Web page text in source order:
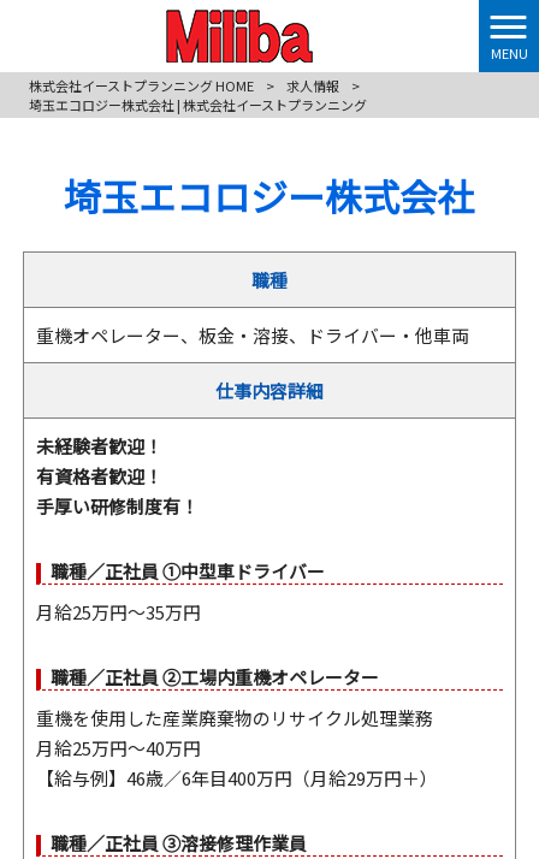
MENU
株式会社イーストプランニング HOME
> 求人情報
>
埼玉エコロジー株式会社 | 株式会社イーストプランニング
埼玉エコロジー株式会社
職種
重機オペレーター、板金・溶接、ドライバー・他車両
仕事内容詳細
未経験者歓迎！
有資格者歓迎！
手厚い研修制度有！
職種／正社員 ①中型車ドライバー
月給25万円〜35万円
職種／正社員 ②工場内重機オペレーター
重機を使用した産業廃棄物のリサイクル処理業務
月給25万円〜40万円
【給与例】46歳／6年目400万円（月給29万円＋）
職種／正社員 ③溶接修理作業員